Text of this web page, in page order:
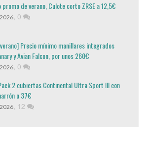
promo de verano, Culote corto ZRSE a 12,5€
, 0
Precio mínimo manillares integrados
y Avian Falcon, por unos 260€
, 0
2 cubiertas Continental Ultra Sport III con
a 37€
, 12